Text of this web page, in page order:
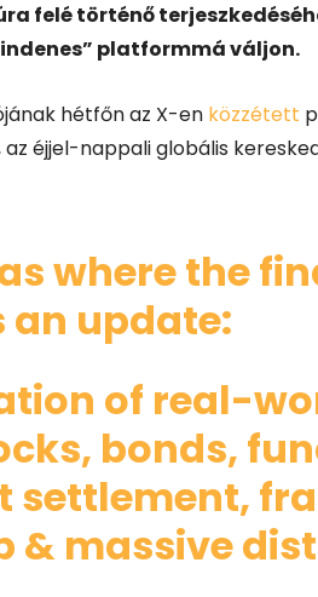
felé történő
platformmá váljon.
hétfőn az X-en közzétett
éjjel-nappali globális
where the
an update:
of real-
bonds,
settlement,
& massive